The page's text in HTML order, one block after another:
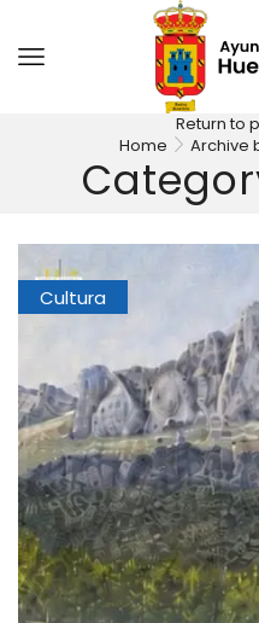
Return to
Home
Archive
Cultura